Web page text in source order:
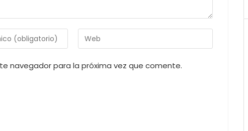
Introduce
la
de
navegador para la próxima vez que comente.